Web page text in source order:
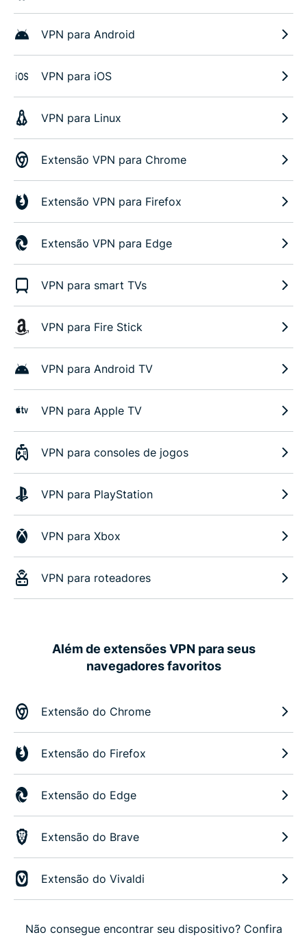
VPN para Android
VPN para iOS
VPN para Linux
Extensão VPN para Chrome
Extensão VPN para Firefox
Extensão VPN para Edge
VPN para smart TVs
VPN para Fire Stick
VPN para Android TV
VPN para Apple TV
VPN para consoles de jogos
VPN para PlayStation
VPN para Xbox
VPN para roteadores
Além de extensões VPN para seus
navegadores favoritos
Extensão do Chrome
Extensão do Firefox
Extensão do Edge
Extensão do Brave
Extensão do Vivaldi
Não consegue encontrar seu dispositivo? Confira